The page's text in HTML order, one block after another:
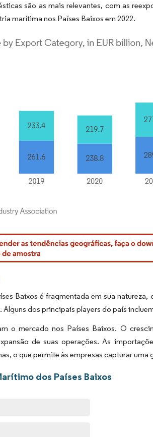
são as mais relevantes, com as
marítima nos Países Baixos em 2022.
requer atribuição conforme CC BY 4.0.
Baixos é fragmentada em sua
dos principais players do país
o mercado nos Países Baixos. O
de suas operações. As
o que permite às empresas capturar uma
dos Países Baixos